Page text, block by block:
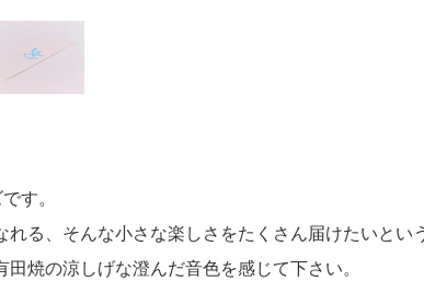
す。
れる、そんな小さな楽しさをたくさん届けたいとい
焼の涼しげな澄んだ音色を感じて下さい。